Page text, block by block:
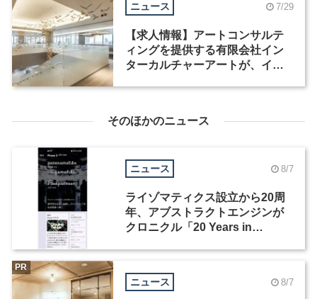
ニュース 7/29
【求人情報】アートコンサルテ
ィングを提供する有限会社イン
ターカルチャーアートが、イン
そのほかのニュース
ニュース 8/7
ライゾマティクス設立から20周
年、アブストラクトエンジンが
クロニクル「20 Years in
ニュース 8/7
PR